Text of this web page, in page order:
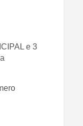
e 3